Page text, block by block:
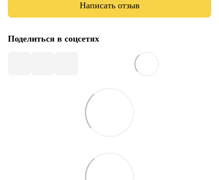
Написать отзыв
Поделиться в соцсетях